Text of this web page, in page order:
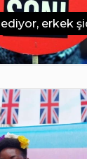
erkek